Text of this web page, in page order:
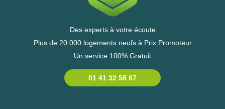
Des experts à votre écoute
Plus de 20 000 logements neufs à Prix Promoteur
Un service 100% Gratuit
01 41 32 58 67